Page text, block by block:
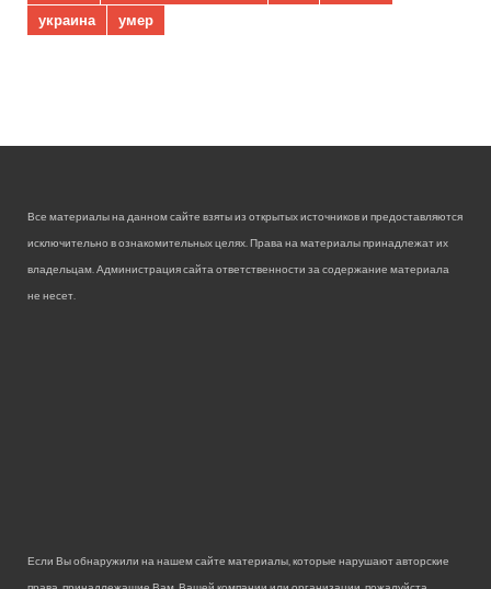
украина
умер
Все материалы на данном сайте взяты из открытых источников и предоставляются
исключительно в ознакомительных целях. Права на материалы принадлежат их
владельцам. Администрация сайта ответственности за содержание материала
не несет.
Если Вы обнаружили на нашем сайте материалы, которые нарушают авторские